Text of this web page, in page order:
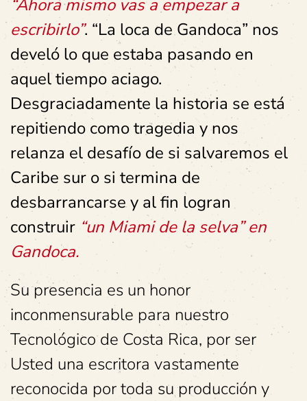
“Ahora mismo vas a empezar a
escribirlo”. “La loca de Gandoca” nos
develó lo que estaba pasando en
aquel tiempo aciago.
Desgraciadamente la historia se está
repitiendo como tragedia y nos
relanza el desafío de si salvaremos el
Caribe sur o si termina de
desbarrancarse y al fin logran
construir “un Miami de la selva” en
Gandoca.
Su presencia es un honor
inconmensurable para nuestro
Tecnológico de Costa Rica, por ser
Usted una escritora vastamente
reconocida por toda su producción y